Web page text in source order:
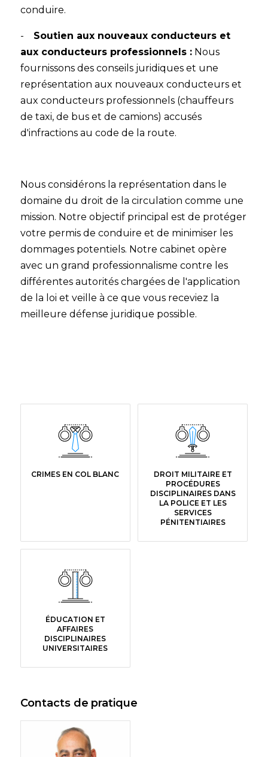
conduire.
- Soutien aux nouveaux conducteurs et
aux conducteurs professionnels :Nous
fournissons des conseils juridiques et une
représentation aux nouveaux conducteurs et
aux conducteurs professionnels (chauffeurs
de taxi, de bus et de camions) accusés
d'infractions au code de la route.
Nous considérons la représentation dans le
domaine du droit de la circulation comme une
mission. Notre objectif principal est de protéger
votre permis de conduire et de minimiser les
dommages potentiels. Notre cabinet opère
avec un grand professionnalisme contre les
différentes autorités chargées de l'application
de la loi et veille à ce que vous receviez la
meilleure défense juridique possible.
CRIMES EN COL BLANC
DROIT MILITAIRE ET
PROCÉDURES
DISCIPLINAIRES DANS
LA POLICE ET LES
SERVICES
PÉNITENTIAIRES
ÉDUCATION ET
AFFAIRES
DISCIPLINAIRES
UNIVERSITAIRES
Contacts de pratique